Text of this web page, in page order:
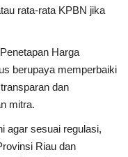
rata-rata KPBN jika
Harga
berupaya memperbaiki
dan
mitra.
agar sesuai regulasi,
Riau dan